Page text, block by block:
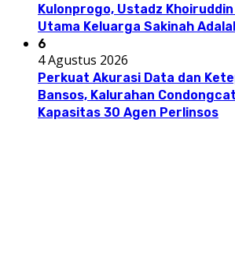
Kulonprogo, Ustadz
Utama Keluarga Sakinah
6
4 Agustus 2026
Perkuat Akurasi Data dan
Bansos, Kalurahan
Kapasitas 30 Agen Perlinsos